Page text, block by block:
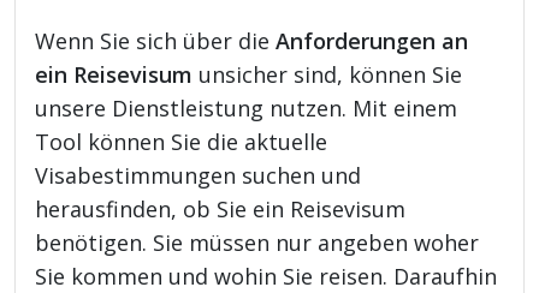
Wenn Sie sich über dieAnforderungen an
ein Reisevisum unsicher sind, können Sie
unsere Dienstleistung nutzen. Mit einem
Tool können Sie die aktuelle
Visabestimmungen suchen und
herausfinden, ob Sie ein Reisevisum
benötigen. Sie müssen nur angeben woher
Sie kommen und wohin Sie reisen. Daraufhin